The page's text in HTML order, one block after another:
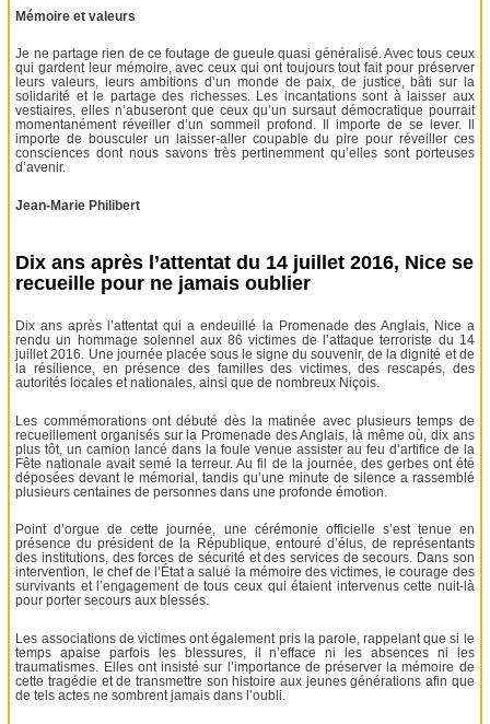
Mémoire et valeurs
Je ne partage rien de ce foutage de gueule quasi généralisé. Avec tous ceux
qui gardent leur mémoire, avec ceux qui ont toujours tout fait pour préserver
leurs valeurs, leurs ambitions d’un monde de paix, de justice, bâti sur la
solidarité et le partage des richesses. Les incantations sont à laisser aux
vestiaires, elles n’abuseront que ceux qu’un sursaut démocratique pourrait
momentanément réveiller d’un sommeil profond. Il importe de se lever. Il
importe de bousculer un laisser-aller coupable du pire pour réveiller ces
consciences dont nous savons très pertinemment qu’elles sont porteuses
d’avenir.
Jean-Marie Philibert
Dix ans après l’attentat du 14 juillet 2016, Nice se
recueille pour ne jamais oublier
Dix ans après l’attentat qui a endeuillé la Promenade des Anglais, Nice a
rendu un hommage solennel aux 86 victimes de l’attaque terroriste du 14
juillet 2016. Une journée placée sous le signe du souvenir, de la dignité et de
la résilience, en présence des familles des victimes, des rescapés, des
autorités locales et nationales, ainsi que de nombreux Niçois.
Les commémorations ont débuté dès la matinée avec plusieurs temps de
recueillement organisés sur la Promenade des Anglais, là même où, dix ans
plus tôt, un camion lancé dans la foule venue assister au feu d’artifice de la
Fête nationale avait semé la terreur. Au fil de la journée, des gerbes ont été
déposées devant le mémorial, tandis qu’une minute de silence a rassemblé
plusieurs centaines de personnes dans une profonde émotion.
Point d’orgue de cette journée, une cérémonie officielle s’est tenue en
présence du président de la République, entouré d’élus, de représentants
des institutions, des forces de sécurité et des services de secours. Dans son
intervention, le chef de l’État a salué la mémoire des victimes, le courage des
survivants et l’engagement de tous ceux qui étaient intervenus cette nuit-là
pour porter secours aux blessés.
Les associations de victimes ont également pris la parole, rappelant que si le
temps apaise parfois les blessures, il n’efface ni les absences ni les
traumatismes. Elles ont insisté sur l’importance de préserver la mémoire de
cette tragédie et de transmettre son histoire aux jeunes générations afin que
de tels actes ne sombrent jamais dans l’oubli.